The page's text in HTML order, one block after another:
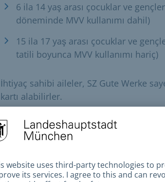
6 ila 14 yaş arası çocuklar ve
döneminde MVV kullanımı dahil)
15 ila 17 yaş arası çocuklar ve
tatili boyunca MVV kullanımı hariç)
İhtiyaç sahibi aileler, SZ Gute Werke
kartı alabilirler.
Bu konuyla ilgili daha ayrıntılı bilgiyi
Merkezlerinde bulabilirsiniz. Buradan
Geçerlilik süresi